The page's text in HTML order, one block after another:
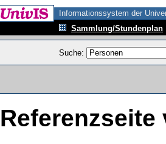
Informationssystem der
Sammlung/Stundenplan
Suche:
Referenzseite